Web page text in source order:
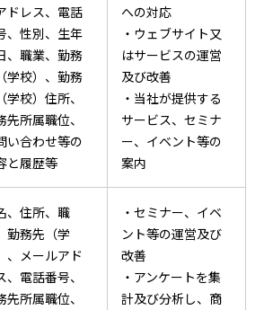
ドレス、電話
、性別、生年
、職業、勤務
学校）、勤務
学校）住所、
先所属職位、
い合わせ等の
と履歴等
への対応
・ウェブサイト又
はサービスの運営
及び改善
・当社が提供する
サービス、セミナ
ー、イベント等の
案内
、住所、職
勤務先（学
、メールアド
、電話番号、
先所属職位、
・セミナー、イベ
ント等の運営及び
改善
・アンケートを集
計及び分析し、商